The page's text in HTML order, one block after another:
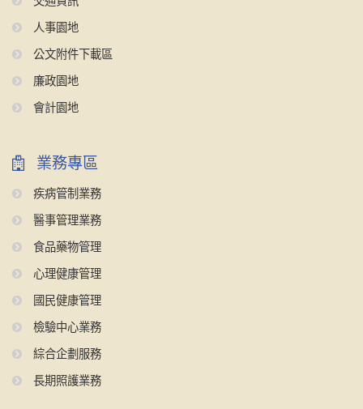
人事園地
公文附件下載區
廉政園地
會計園地
業務專區
疾病管制業務
醫事管理業務
食品藥物管理
心理健康管理
國民健康管理
檢驗中心業務
綜合企劃服務
長期照護業務